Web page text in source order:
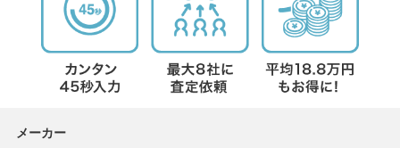
メーカー